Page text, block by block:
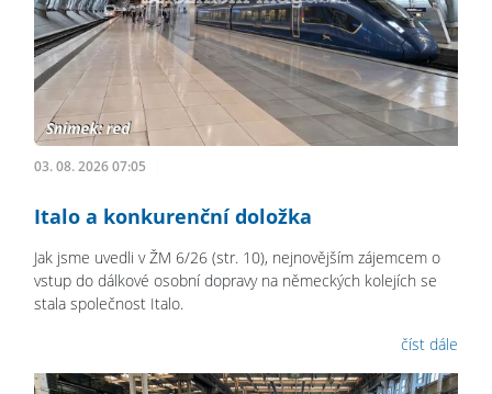
03. 08. 2026 07:05
Italo a konkurenční doložka
Jak jsme uvedli v ŽM 6/26 (str. 10), nejnovějším zájemcem o
vstup do dálkové osobní dopravy na německých kolejích se
stala společnost Italo.
číst dále